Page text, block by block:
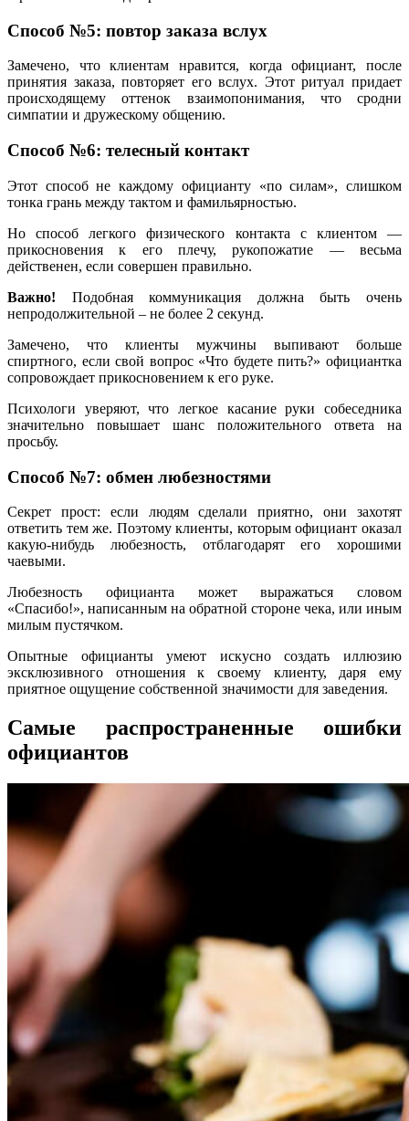
Способ №5: повтор заказа вслух
Замечено, что клиентам нравится, когда официант, после
принятия заказа, повторяет его вслух. Этот ритуал придает
происходящему оттенок взаимопонимания, что сродни
симпатии и дружескому общению.
Способ №6: телесный контакт
Этот способ не каждому официанту «по силам», слишком
тонка грань между тактом и фамильярностью.
Но способ легкого физического контакта с клиентом —
прикосновения к его плечу, рукопожатие — весьма
действенен, если совершен правильно.
Важно! Подобная коммуникация должна быть очень
непродолжительной – не более 2 секунд.
Замечено, что клиенты мужчины выпивают больше
спиртного, если свой вопрос «Что будете пить?» официантка
сопровождает прикосновением к его руке.
Психологи уверяют, что легкое касание руки собеседника
значительно повышает шанс положительного ответа на
просьбу.
Способ №7: обмен любезностями
Секрет прост: если людям сделали приятно, они захотят
ответить тем же. Поэтому клиенты, которым официант оказал
какую-нибудь любезность, отблагодарят его хорошими
чаевыми.
Любезность официанта может выражаться словом
«Спасибо!», написанным на обратной стороне чека, или иным
милым пустячком.
Опытные официанты умеют искусно создать иллюзию
эксклюзивного отношения к своему клиенту, даря ему
приятное ощущение собственной значимости для заведения.
Самые распространенные ошибки
официантов